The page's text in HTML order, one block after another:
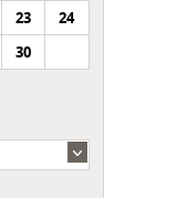
23
24
30